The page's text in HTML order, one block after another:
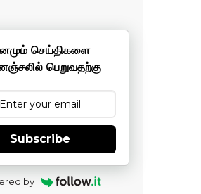
செய்திகளை
பெறுவதற்கு
Subscribe
by